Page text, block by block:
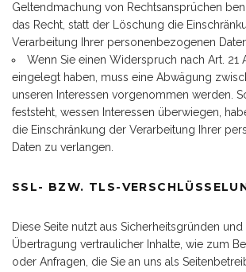
Geltendmachung von Rechtsansprüchen
das Recht, statt der Löschung die
Verarbeitung Ihrer personenbezogenen
Wenn Sie einen Widerspruch nach Art. 21
eingelegt haben, muss eine Abwägung
unseren Interessen vorgenommen werden.
feststeht, wessen Interessen überwiegen,
die Einschränkung der Verarbeitung Ihrer
Daten zu verlangen.
SSL- BZW. TLS-
Diese Seite nutzt aus Sicherheitsgründen
Übertragung vertraulicher Inhalte, wie zum
oder Anfragen, die Sie an uns als